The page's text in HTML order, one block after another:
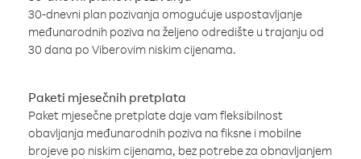
30-dnevni plan pozivanja omogućuje uspostavljanje
međunarodnih poziva na željeno odredište u trajanju od
30 dana po Viberovim niskim cijenama.
Paketi mjesečnih pretplata
Paket mjesečne pretplate daje vam fleksibilnost
obavljanja međunarodnih poziva na fiksne i mobilne
brojeve po niskim cijenama, bez potrebe za obnavljanjem